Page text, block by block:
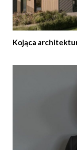
Kojąca